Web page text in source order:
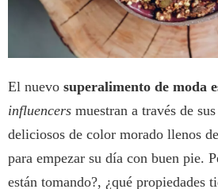
El nuevo superalimento de moda
influencers muestran a través de
deliciosos de color morado llenos
para empezar su día con buen pie.
están tomando?, ¿qué propiedades